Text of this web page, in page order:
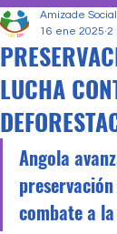
LUCHA
Amizade Social
16 ene 2025 2
Angola
combate a